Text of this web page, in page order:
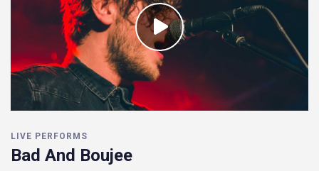
LIVE PERFORMS
Bad And Boujee